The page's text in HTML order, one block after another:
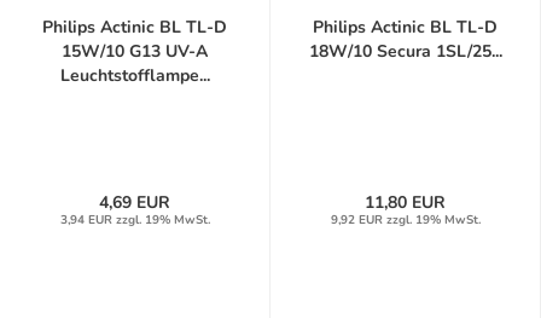
Philips Actinic BL TL-D
15W/10 G13 UV-A
Leuchtstofflampe...
4,69 EUR
3,94 EUR zzgl. 19% MwSt.
Philips Actinic BL TL-D
18W/10 Secura 1SL/25...
11,80 EUR
9,92 EUR zzgl. 19% MwSt.